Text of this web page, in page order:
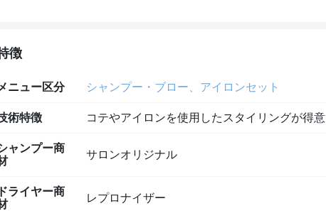
徴
ニュー区分 シャンプー・ブロー、アイロンセット
術特徴 コテやアイロンを使用したスタイリングが得意
ャンプー商
サロンオリジナル
ドライヤー商
レプロナイザー